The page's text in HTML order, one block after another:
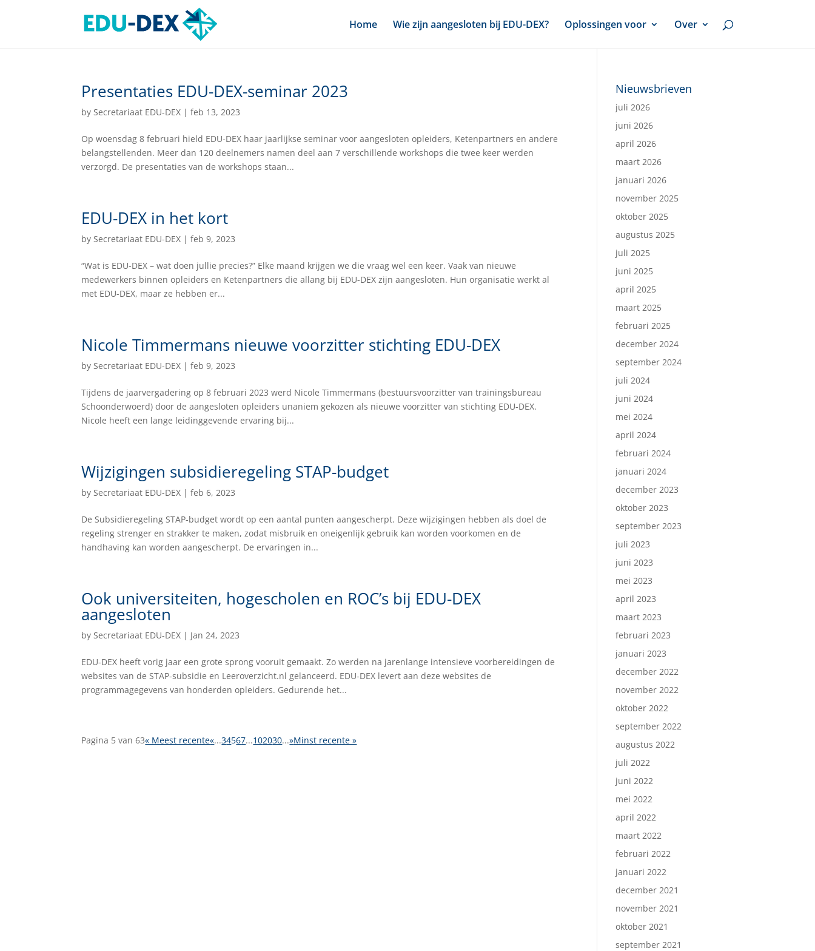
Home Wie zijn aangesloten bij EDU-DEX? Oplossingen voor Over
Presentaties EDU-DEX-seminar 2023
bySecretariaat EDU-DEX |feb 13, 2023
Op woensdag 8 februari hield EDU-DEX haar jaarlijkse seminar voor aangesloten opleiders, Ketenpartners en andere
belangstellenden. Meer dan 120 deelnemers namen deel aan 7 verschillende workshops die twee keer werden
verzorgd. De presentaties van de workshops staan...
EDU-DEX in het kort
bySecretariaat EDU-DEX |feb 9, 2023
“Wat is EDU-DEX – wat doen jullie precies?” Elke maand krijgen we die vraag wel een keer. Vaak van nieuwe
medewerkers binnen opleiders en Ketenpartners die allang bij EDU-DEX zijn aangesloten. Hun organisatie werkt al
met EDU-DEX, maar ze hebben er...
Nicole Timmermans nieuwe voorzitter stichting EDU-DEX
bySecretariaat EDU-DEX |feb 9, 2023
Tijdens de jaarvergadering op 8 februari 2023 werd Nicole Timmermans (bestuursvoorzitter van trainingsbureau
Schoonderwoerd) door de aangesloten opleiders unaniem gekozen als nieuwe voorzitter van stichting EDU-DEX.
Nicole heeft een lange leidinggevende ervaring bij...
Wijzigingen subsidieregeling STAP-budget
bySecretariaat EDU-DEX |feb 6, 2023
De Subsidieregeling STAP-budget wordt op een aantal punten aangescherpt. Deze wijzigingen hebben als doel de
regeling strenger en strakker te maken, zodat misbruik en oneigenlijk gebruik kan worden voorkomen en de
handhaving kan worden aangescherpt. De ervaringen in...
Ook universiteiten, hogescholen en ROC’s bij EDU-DEX
aangesloten
bySecretariaat EDU-DEX | Jan 24, 2023
EDU-DEX heeft vorig jaar een grote sprong vooruit gemaakt. Zo werden na jarenlange intensieve voorbereidingen de
websites van de STAP-subsidie en Leeroverzicht.nl gelanceerd. EDU-DEX levert aan deze websites de
programmagegevens van honderden opleiders. Gedurende het...
Pagina 5 van 63« Meest recente«...34567...102030...»Minst recente »
Nieuwsbrieven
juli 2026
juni 2026
april 2026
maart 2026
januari 2026
november 2025
oktober 2025
augustus 2025
juli 2025
juni 2025
april 2025
maart 2025
februari 2025
december 2024
september 2024
juli 2024
juni 2024
mei 2024
april 2024
februari 2024
januari 2024
december 2023
oktober 2023
september 2023
juli 2023
juni 2023
mei 2023
april 2023
maart 2023
februari 2023
januari 2023
december 2022
november 2022
oktober 2022
september 2022
augustus 2022
juli 2022
juni 2022
mei 2022
april 2022
maart 2022
februari 2022
januari 2022
december 2021
november 2021
oktober 2021
september 2021